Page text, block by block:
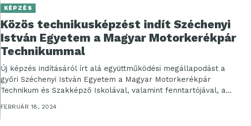
KÉPZÉS
Közös technikusképzést indít Széchenyi
István Egyetem a Magyar Motorkerékpár
Technikummal
Új képzés indításáról írt alá együttműködési megállapodást a
győri Széchenyi István Egyetem a Magyar Motorkerékpár
Technikum és Szakképző Iskolával, valamint fenntartójával, a
FEBRUÁR 18, 2024